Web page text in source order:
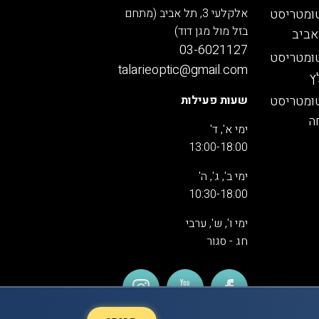
אלקלעי 3, תל אביב (מתחם
בזל מול מגן דוד)
03-6021127
talarieoptic@gmail.com
שעות פעילות
ימי א', ד'
13:00-18:00
ימי ב', ג', ה'
10:30-18:00
ימי ו', ש', ערבי
חג - סגור